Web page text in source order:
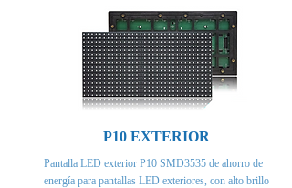
P10 EXTERIOR
Pantalla LED exterior P10 SMD3535 de ahorro de
energía para pantallas LED exteriores, con alto brillo